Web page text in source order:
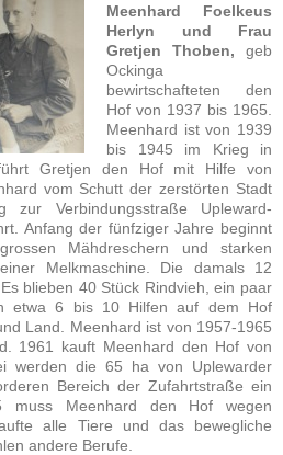
Meenhard Foelkeus
Herlyn und Frau
Gretjen Thoben, geb
Ockinga
bewirtschafteten den
Hof von 1937 bis 1965.
Meenhard ist von 1939
bis 1945 im Krieg in
Gretjen den Hof mit Hilfe von
vom Schutt der zerstörten Stadt
Verbindungsstraße Upleward-
Anfang der fünfziger Jahre beginnt
Mähdreschern und starken
Melkmaschine. Die damals 12
blieben 40 Stück Rindvieh, ein paar
etwa 6 bis 10 Hilfen auf dem Hof
Land. Meenhard ist von 1957-1965
1961 kauft Meenhard den Hof von
werden die 65 ha von Uplewarder
Bereich der Zufahrtstraße ein
muss Meenhard den Hof wegen
alle Tiere und das bewegliche
andere Berufe.